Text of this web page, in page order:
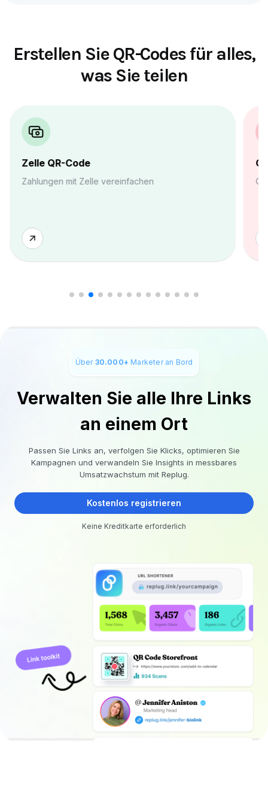
Erstellen Sie QR-Codes für alles,
was Sie teilen
Outlook QR-Code
Outlook-Kontakt einfach teilen
Über 30.000+ Marketer an Bord
Verwalten Sie alle Ihre Links
an einem Ort
Passen Sie Links an, verfolgen Sie Klicks, optimieren Sie
Kampagnen und verwandeln Sie Insights in messbares
Umsatzwachstum mit Replug.
Kostenlos registrieren
Keine Kreditkarte erforderlich